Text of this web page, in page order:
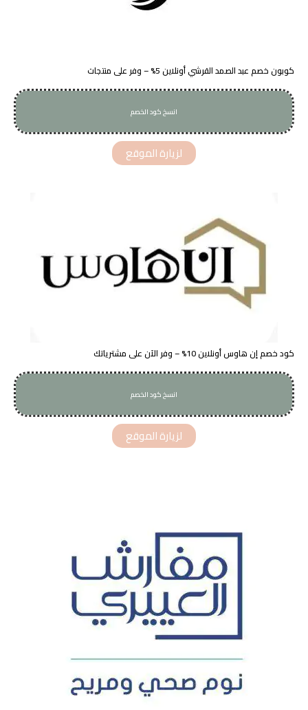
كوبون خصم عبد الصمد القرشي أونلاين 5% – وفر على منتجات
انسخ كود الخصم
AS27
لزيارة الموقع
كود خصم إن هاوس أونلاين 10% – وفر الآن على مشترياتك
انسخ كود الخصم
C85
لزيارة الموقع